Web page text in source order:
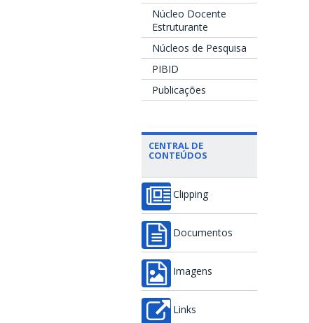
Núcleo Docente
Estruturante
Núcleos de Pesquisa
PIBID
Publicações
CENTRAL DE
CONTEÚDOS
Clipping
Documentos
Imagens
Links